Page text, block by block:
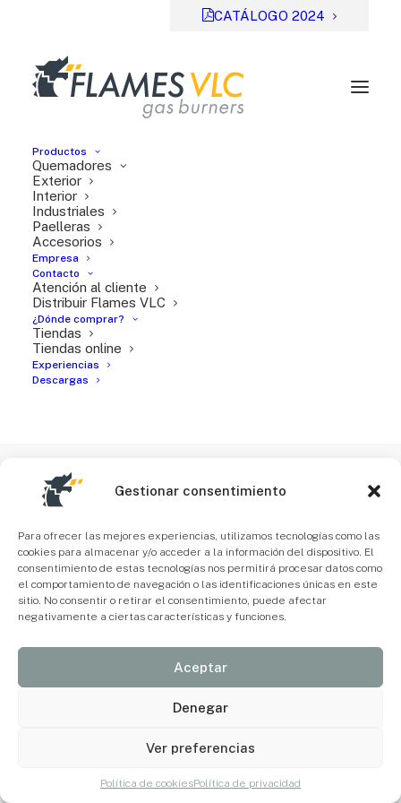
Gestionar consentimiento
Para ofrecer las mejores experiencias, utilizamos tecnologías como las
cookies para almacenar y/o acceder a la información del dispositivo. El
consentimiento de estas tecnologías nos permitirá procesar datos como
el comportamiento de navegación o las identificaciones únicas en este
sitio. No consentir o retirar el consentimiento, puede afectar
negativamente a ciertas características y funciones.
Aceptar
Denegar
Ver preferencias
Política de cookiesPolítica de privacidad
CATÁLOGO 2024
Productos
Quemadores
Exterior
Interior
Industriales
Paelleras
Accesorios
Empresa
Contacto
Atención al cliente
Distribuir Flames VLC
¿Dónde comprar?
Tiendas
Tiendas online
Experiencias
Descargas
File Type:
Categories:
Tags:FR